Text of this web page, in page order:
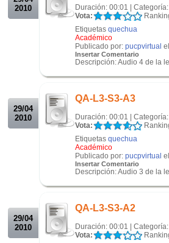
2010
Duración: 00:01 | Categoría:
Vota:
Etiquetas quechua
Académico
Publicado por: pucpvirtual
Insertar Comentario
Descripción: Audio 4 de la
29/04
2010
QA-L3-S3-A3
Duración: 00:01 | Categoría:
Vota:
Etiquetas quechua
Académico
Publicado por: pucpvirtual
Insertar Comentario
Descripción: Audio 3 de la
29/04
2010
QA-L3-S3-A2
Duración: 00:01 | Categoría:
Vota: